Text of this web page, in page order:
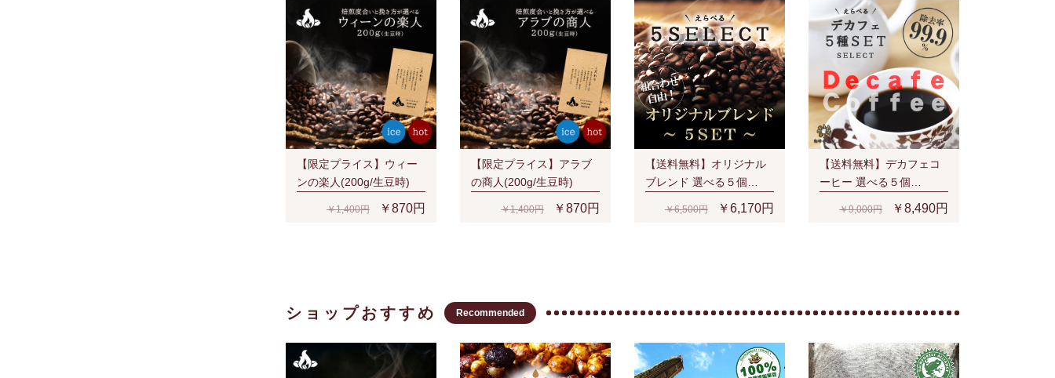
【限定プライス】ウィー
ンの楽人(200g/生豆時)
￥1,400円 ￥870円
【限定プライス】アラブ
の商人(200g/生豆時)
￥1,400円 ￥870円
【送料無料】オリジナル
ブレンド 選べる５個
￥6,500円 ￥6,170円
【送料無料】デカフェコ
ーヒー 選べる５個
￥9,000円 ￥8,490円
ショップおすすめ Recommended